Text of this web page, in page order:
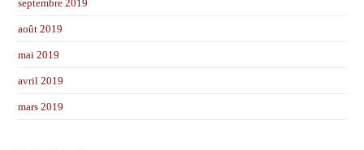
septembre 2019
août 2019
mai 2019
avril 2019
mars 2019